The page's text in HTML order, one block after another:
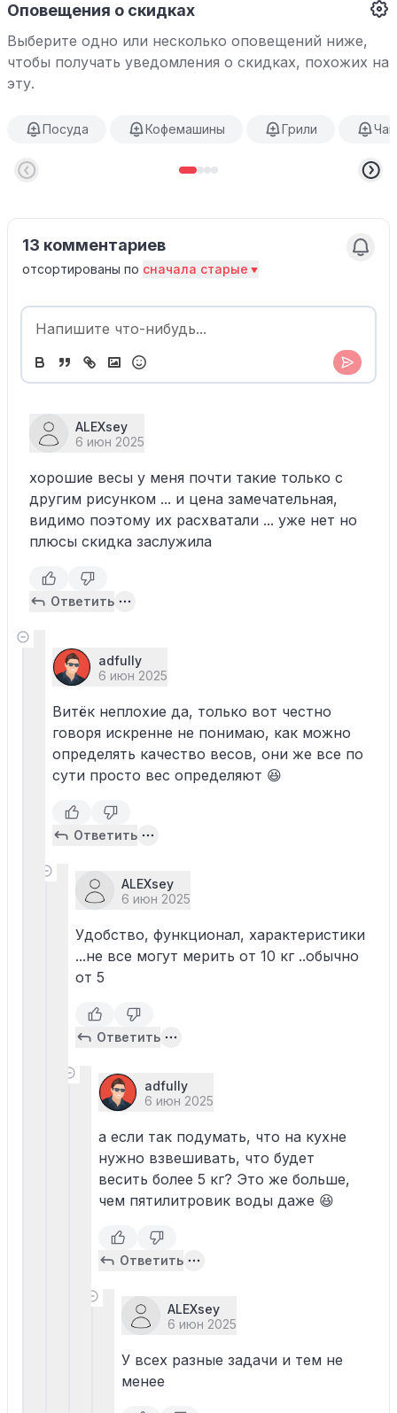
Оповещения о скидках
Выберите одно или несколько оповещений ниже,
чтобы получать уведомления о скидках, похожих на
эту.
Посуда Кофемашины Грили
13 комментариев
отсортированы по сначала старые
ALEXsey
6 июн 2025
хорошие весы у меня почти такие только с
другим рисунком ... и цена замечательная,
видимо поэтому их расхватали ... уже нет но
плюсы скидка заслужила
Ответить
adfully
6 июн 2025
Витёк неплохие да, только вот честно
говоря искренне не понимаю, как можно
определять качество весов, они же все по
сути просто вес определяют 😆
Ответить
ALEXsey
6 июн 2025
Удобство, функционал, характеристики
...не все могут мерить от 10 кг ..обычно
от 5
Ответить
adfully
6 июн 2025
а если так подумать, что на кухне
нужно взвешивать, что будет
весить более 5 кг? Это же больше,
чем пятилитровик воды даже 😆
Ответить
ALEXsey
6 июн 2025
У всех разные задачи и тем не
менее